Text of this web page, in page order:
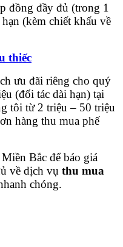
đồng đầy đủ (trong 1
(kèm chiết khấu về
thiếc
ưu đãi riêng cho quý
(đối tác dài hạn) tại
tôi từ 2 triệu – 50 triệu
hàng thu mua phế
Bắc để báo giá
về dịch vụ thu mua
chóng.